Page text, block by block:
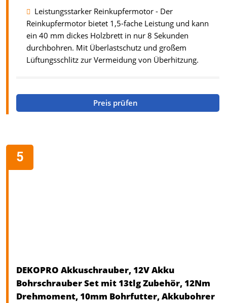
Leistungsstarker Reinkupfermotor - Der
Reinkupfermotor bietet 1,5-fache Leistung und kann
ein 40 mm dickes Holzbrett in nur 8 Sekunden
durchbohren. Mit Überlastschutz und großem
Lüftungsschlitz zur Vermeidung von Überhitzung.
Preis prüfen
DEKOPRO Akkuschrauber, 12V Akku
Bohrschrauber Set mit 13tlg Zubehör, 12Nm
Drehmoment, 10mm Bohrfutter, Akkubohrer